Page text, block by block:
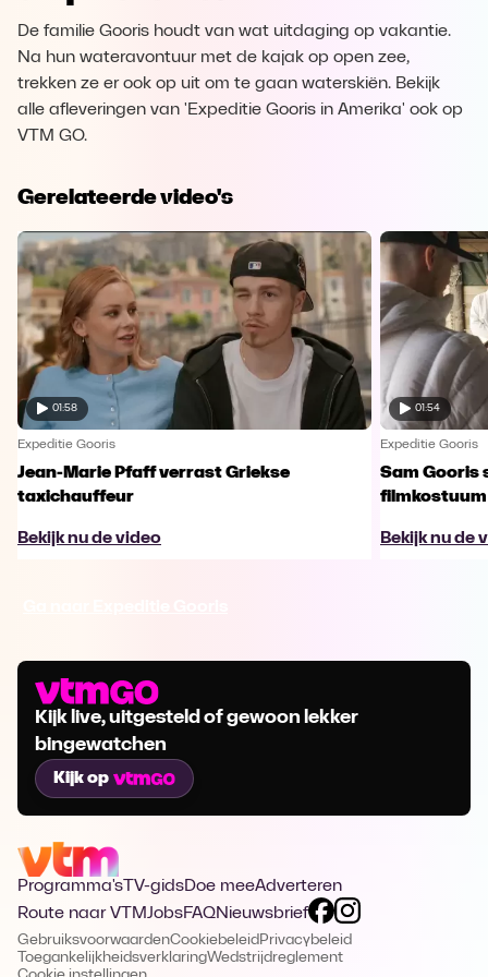
De familie Gooris houdt van wat uitdaging op vakantie.
Na hun wateravontuur met de kajak op open zee,
trekken ze er ook op uit om te gaan waterskiën. Bekijk
alle afleveringen van 'Expeditie Gooris in Amerika' ook op
VTM GO.
Gerelateerde video's
01:58
Expeditie Gooris
Jean-Marie Pfaff verrast Griekse
taxichauffeur
Bekijk nu de video
01:54
Expeditie Gooris
Sam Gooris
filmkostuum
Bekijk nu de
Kijk live, uitgesteld of gewoon lekker
bingewatchen
Kijk op
Programma's TV-gidsDoe meeAdverteren
Route naar VTMJobsFAQNieuwsbrief
GebruiksvoorwaardenCookiebeleid Privacybeleid
ToegankelijkheidsverklaringWedstrijdreglement